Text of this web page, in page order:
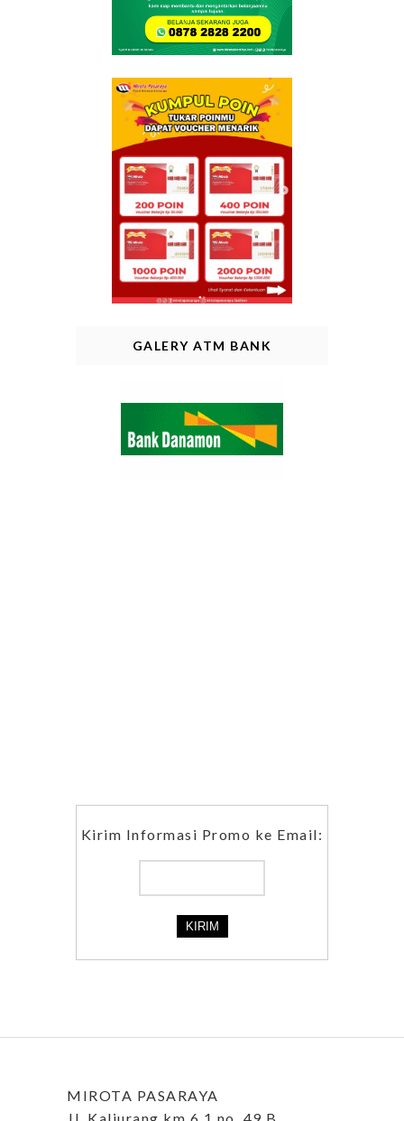
GALERY ATM BANK
Kirim Informasi Promo ke Email:
MIROTA PASARAYA
Jl. Kaliurang km 6,1 no. 49 B